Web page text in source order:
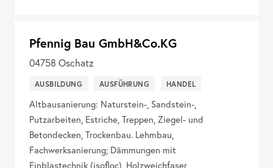
Pfennig Bau GmbH&Co.KG
04758 Oschatz
AUSBILDUNG AUSFÜHRUNG HANDEL
Altbausanierung: Naturstein-, Sandstein-,
Putzarbeiten, Estriche, Treppen, Ziegel- und
Betondecken, Trockenbau. Lehmbau,
Fachwerksanierung; Dämmungen mit
Einblastechnik (isofloc), Holzweichfaser